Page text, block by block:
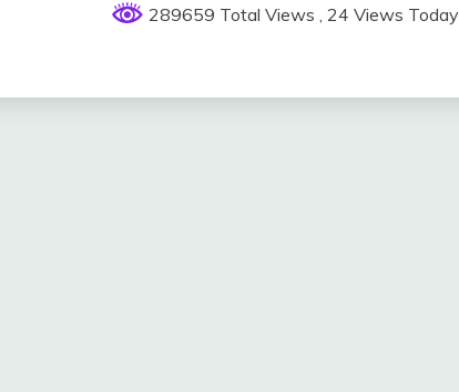
289659 Total Views , 24 Views Today